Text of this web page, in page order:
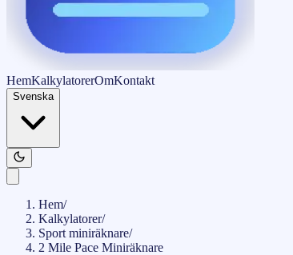
HemKalkylatorerOmKontakt
Svenska
Hem/
Kalkylatorer/
Sport miniräknare/
2 Mile Pace Miniräknare